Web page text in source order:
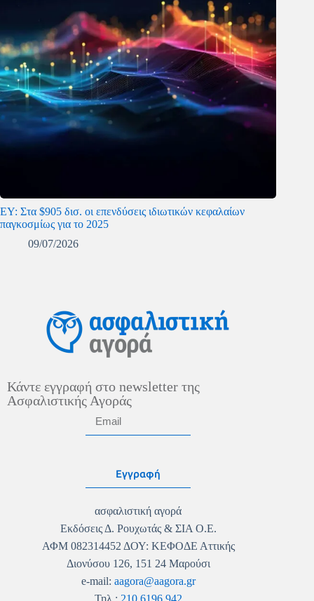
ΕΥ: Στα $905 δισ. οι επενδύσεις ιδιωτικών κεφαλαίων
παγκοσμίως για το 2025
09/07/2026
Κάντε εγγραφή στο newsletter της
Ασφαλιστικής Αγοράς
Εγγραφή
ασφαλιστική αγορά
Εκδόσεις Δ. Ρουχωτάς & ΣΙΑ Ο.Ε.
ΑΦΜ 082314452 ΔΟΥ: ΚΕΦΟΔΕ Αττικής
Διονύσου 126, 151 24 Μαρούσι
e-mail: aagora@aagora.gr
Τηλ.: 210 6196 942